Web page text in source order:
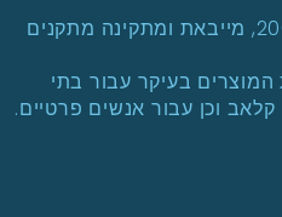
, הפועלת משנת 2000, מייבאת ומתקינה מתקנים
בעיקר עבור בתי
קלאב וכן עבור אנשים פרטיים.